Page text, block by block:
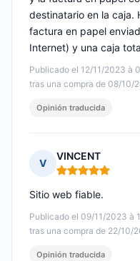
Publicado el 12/11/2023 à
tras una compra de 08/10/
destinatario en la caja.
factura en papel
Internet) y una caja
Opinión traducida
V
VINCENT
Nota: 5 de 5
Publicado el 09/11/2023 à
tras una compra de 22/10/
Sitio web fiable.
Opinión traducida